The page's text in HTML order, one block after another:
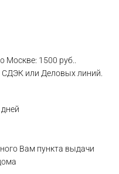
Москве: 1500 руб..
СДЭК или Деловых линий.
Вам пункта выдачи